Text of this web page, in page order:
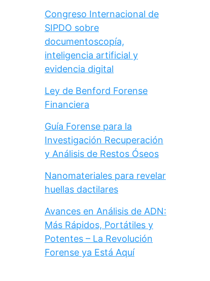
Congreso Internacional de
SIPDO sobre
documentoscopía,
inteligencia artificial y
evidencia digital
Ley de Benford Forense
Financiera
Guía Forense para la
Investigación Recuperación
y Análisis de Restos Óseos
Nanomateriales para revelar
huellas dactilares
Avances en Análisis de ADN:
Más Rápidos, Portátiles y
Potentes – La Revolución
Forense ya Está Aquí